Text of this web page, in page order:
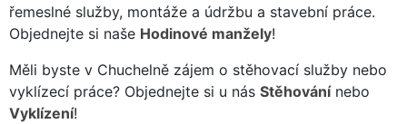
řemeslné služby, montáže a údržbu a stavební práce.
Objednejte si naše Hodinové manžely!
Měli byste v Chuchelně zájem o stěhovací služby nebo
vyklízecí práce? Objednejte si u nás Stěhovánínebo
Vyklízení!